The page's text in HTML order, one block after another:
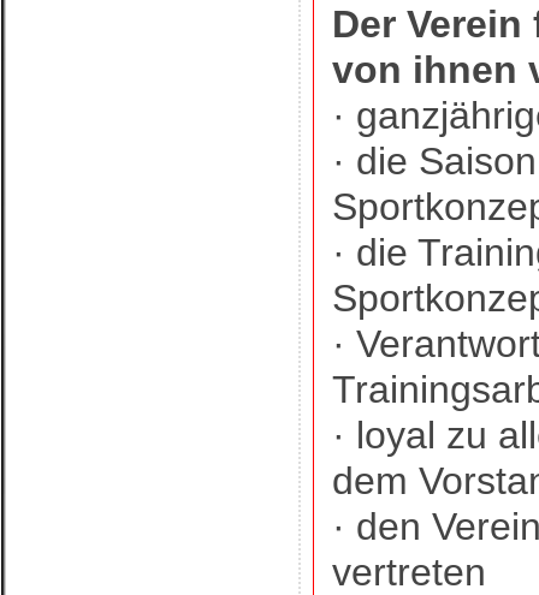
Der
von ihnen
·
· die
· die
·
· loyal zu
dem
· den
vertreten